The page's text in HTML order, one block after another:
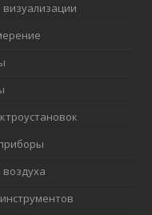
визуализации